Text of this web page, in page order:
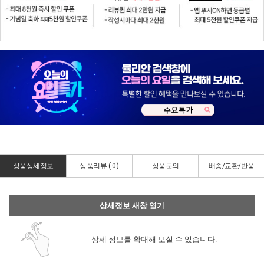
상품상세정보 상품리뷰 (0) 상품문의 배송/교환/반품
상세정보 새창 열기
상세 정보를 확대해 보실 수 있습니다.